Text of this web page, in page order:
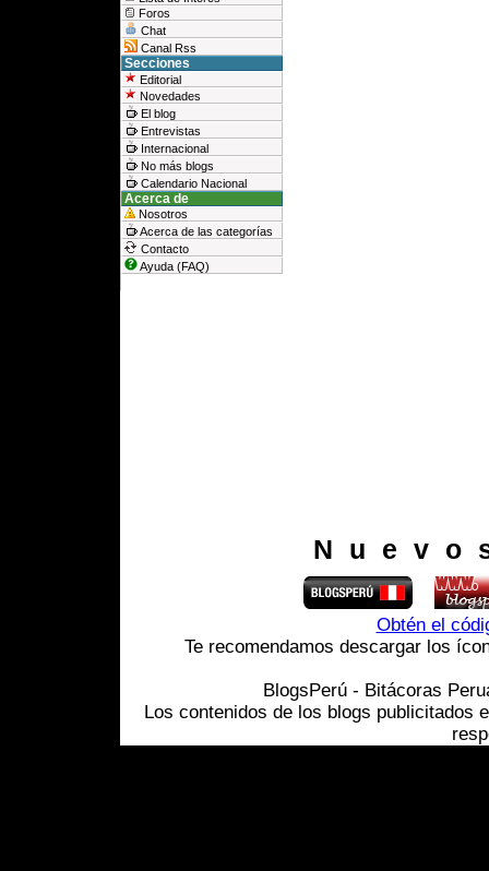
Foros
Chat
Canal Rss
Secciones
Editorial
Novedades
El blog
Entrevistas
Internacional
No más blogs
Calendario Nacional
Acerca de
Nosotros
Acerca de las categorías
Contacto
Ayuda (FAQ)
Obtén el
Te recomendamos descargar los
BlogsPerú - Bitácoras
Los contenidos de los blogs publicitados